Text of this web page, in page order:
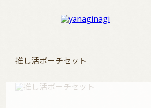
推し活ポーチセット